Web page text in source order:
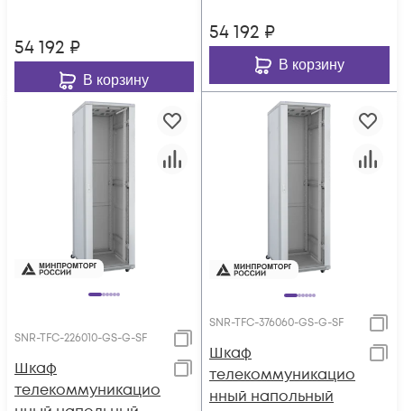
54 192 ₽
В корзину
54 192 ₽
В корзину
SNR-TFC-226010-GS-G-SF
Шкаф
телекоммуникацио
SNR-TFC-376060-GS-G-SF
Шкаф
телекоммуникацио
нный напольный